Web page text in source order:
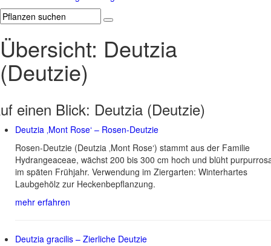
Übersicht: Deutzia
(Deutzie)
einen Blick: Deutzia (Deutzie)
Deutzia ‚Mont Rose‘ – Rosen-Deutzie
Rosen-Deutzie (Deutzia ‚Mont Rose‘) stammt aus der Familie
Hydrangeaceae, wächst 200 bis 300 cm hoch und blüht
im späten Frühjahr. Verwendung im Ziergarten: Winterhartes
Laubgehölz zur Heckenbepflanzung.
mehr erfahren
Deutzia gracilis – Zierliche Deutzie